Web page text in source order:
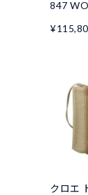
847
クロエ